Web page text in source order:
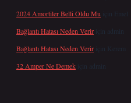
2024 Amortiler Belli Oldu Mu için Emel
Bağlantı Hatası Neden Verir için
admin
Bağlantı Hatası Neden Verir için Kerem
32 Amper Ne Demek için admin